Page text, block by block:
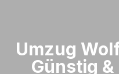
Umzug
Günstig